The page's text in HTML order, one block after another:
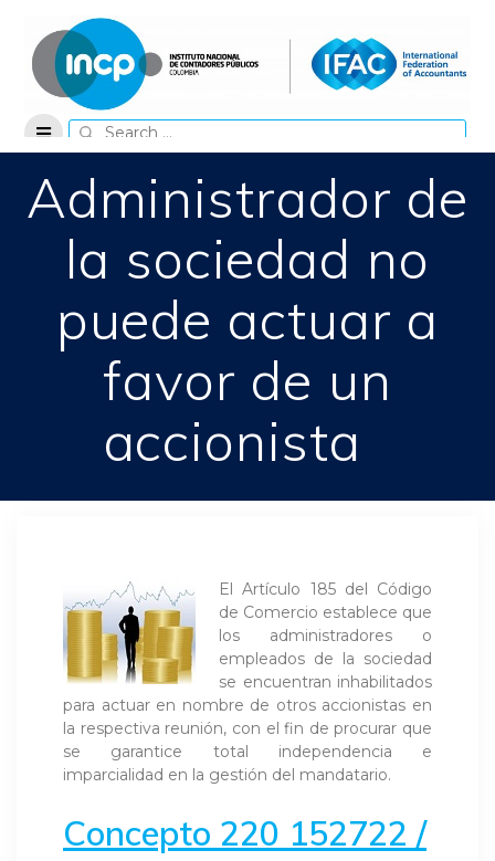
content
Search
for:
Administrador de
la sociedad no
puede actuar a
favor de un
accionista
El Artículo 185 del Código
de Comercio establece que
los administradores o
empleados de la sociedad
se encuentran inhabilitados
para actuar en nombre de otros accionistas en
la respectiva reunión, con el fin de procurar que
se garantice total independencia e
imparcialidad en la gestión del mandatario.
Concepto 220 152722 /